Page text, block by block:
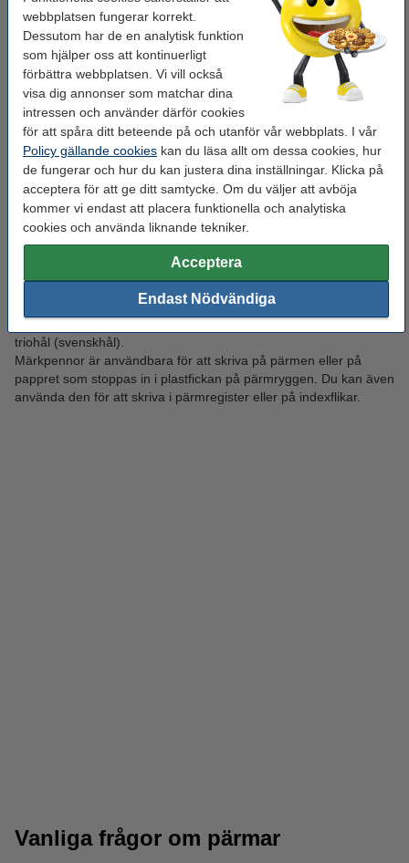
webbplatsen fungerar korrekt.
Dessutom har de en analytisk funktion
som hjälper oss att kontinuerligt
förbättra webbplatsen. Vi vill också
visa dig annonser som matchar dina
intressen och använder därför cookies
för att spåra ditt beteende på och utanför vår webbplats. I vår
Policy gällande cookies kan du läsa allt om dessa cookies, hur
de fungerar och hur du kan justera dina inställningar. Klicka på
acceptera för att ge ditt samtycke. Om du väljer att avböja
kommer vi endast att placera funktionella och analytiska
cookies och använda liknande tekniker.
Acceptera
Endast Nödvändiga
pärmar för EU hål och vill sätta in dina ohålade papper och
dokument.
Ringpärmar
Ringpärmar har en enklare och nättare utformning med smalare
rygg än de klassiska gaffelpärmarna. De är i hårdplast och kan
vara praktiska om du inte behöver samla en större mängd ark i
dem, samt om du skall bära dem med dig.
Produkter passande för pärmar
Vi har flerta produkter passande för pärmar. Utöver indexflikar,
Vi har hålade papper som du kan sätta in direkt i din pärm och vi
har även ohålade papper som du själv kan göra hål i. Hålen kan
anpassas efter den pärm du har. Använd hålslag för två hål eller
triohål (svenskhål).
Märkpennor är användbara för att skriva på pärmen eller på
pappret som stoppas in i plastfickan på pärmryggen. Du kan även
använda den för att skriva i pärmregister eller på indexflikar.
Vanliga frågor om pärmar